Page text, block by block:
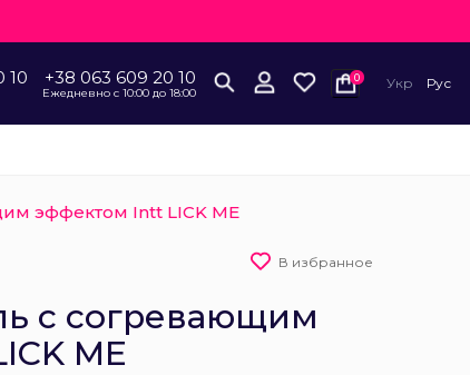
10 +38 063 609 20 10
Ежедневно с 10:00 до 18:00
0 Укр Рус
эффектом Intt LICK ME
В избранное
с согревающим
ME